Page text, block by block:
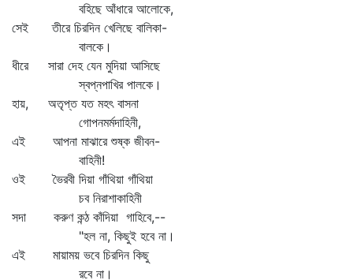
বহিছে আঁধারে আলোকে,
সেই তীরে চিরদিন খেলিছে বালিকা-
বালকে।
ধীরে সারা দেহ যেন মুদিয়া আসিছে
স্বপ্নপাখির পালকে।
হায়, অতৃপ্ত যত মহৎ বাসনা
গোপনমর্মদাহিনী,
এই আপনা মাঝারে শুষ্ক জীবন-
বাহিনী!
ওই ভৈরবী দিয়া গাঁথিয়া গাঁথিয়া
চব নিরাশাকাহিনী
সদা করুণ কন্ঠ কাঁদিয়া গাহিবে,--
"হল না, কিছুই হবে না।
এই মায়াময় ভবে চিরদিন কিছু
রবে না।